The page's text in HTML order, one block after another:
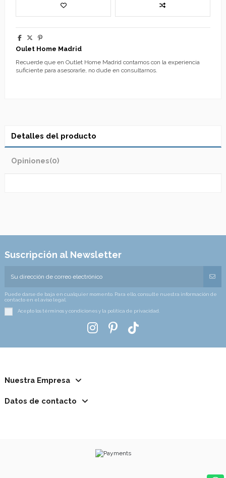
Oulet Home Madrid
Recuerde que en Outlet Home Madrid contamos con la experiencia
suficiente para asesorarle, no dude en consultarnos.
Detalles del producto
Opiniones(0)
Suscripción al Newsletter
Puede darse de baja en cualquier momento. Para ello, consulte nuestra información de
contacto en el aviso legal.
Acepto los términos y condiciones y la política de privacidad.
Nuestra Empresa
Datos de contacto